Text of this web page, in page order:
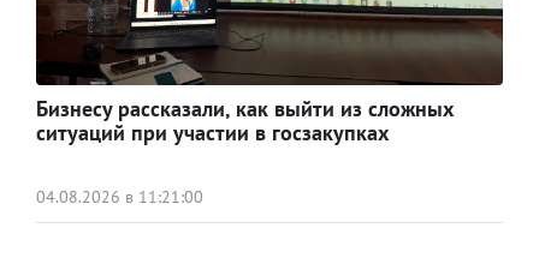
Бизнесу рассказали, как выйти из сложных
ситуаций при участии в госзакупках
04.08.2026 в 11:21:00